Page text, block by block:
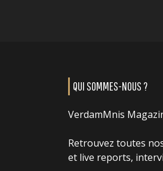
QUI SOMMES-NOUS ?
VerdamMnis
Retrouvez toutes
et live reports,